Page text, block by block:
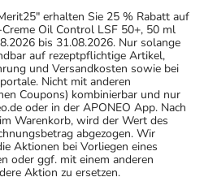
erhalten Sie 25 % Rabatt auf
Oil Control LSF 50+, 50 ml
bis 31.08.2026. Nur solange
auf rezeptpflichtige Artikel,
und Versandkosten sowie bei
Nicht mit anderen
Coupons) kombinierbar und nur
oder in der APONEO App. Nach
Warenkorb, wird der Wert des
abgezogen. Wir
Aktionen bei Vorliegen eines
oder ggf. mit einem anderen
Aktion zu ersetzen.